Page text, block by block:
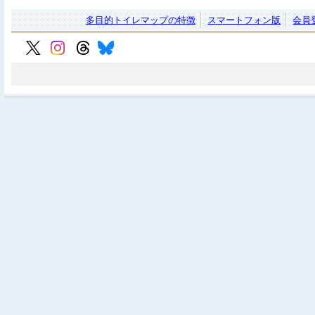
多目的トイレマップの特徴 スマートフォン版 会員